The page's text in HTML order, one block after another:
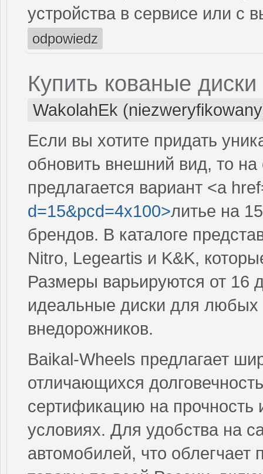
устройства в сервисе или с
odpowiedz
Купить кованые
WakolahEk
Если вы хотите придать
обновить внешний вид, то
предлагается вариант <a
d=15&pcd=4x100>литье на
брендов. В каталоге
Nitro, Legeartis и K&K,
Размеры варьируются от 16
идеальные диски для
внедорожников.
Baikal-Wheels предлагает
отличающихся
сертификацию на прочность
условиях. Для удобства на
автомобилей, что облегчает